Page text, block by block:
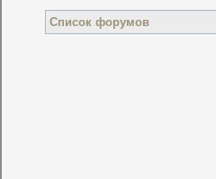
Список форумов